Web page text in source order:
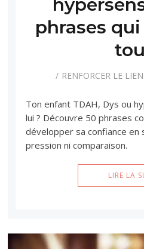
phrases
RENFORCER LE
Ton enfant TDAH, Dys ou
lui ? Découvre 50 phrases
développer sa confiance en
pression ni comparaison.
LIRE LA